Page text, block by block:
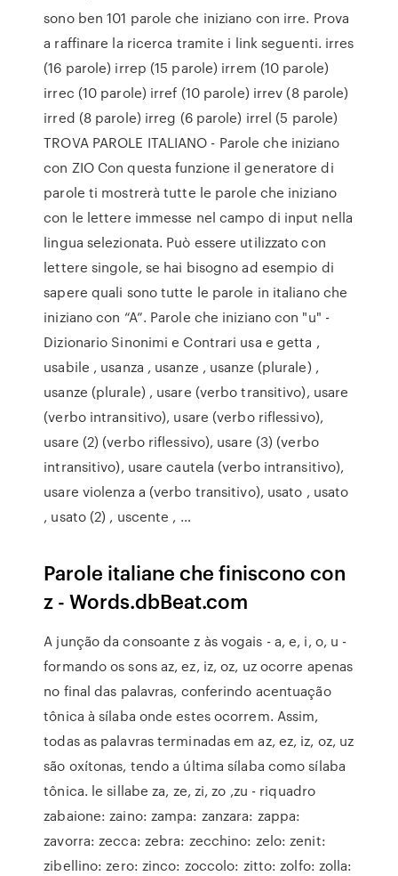
sono ben 101 parole che iniziano con irre. Prova
a raffinare la ricerca tramite i link seguenti. irres
(16 parole) irrep (15 parole) irrem (10 parole)
irrec (10 parole) irref (10 parole) irrev (8 parole)
irred (8 parole) irreg (6 parole) irrel (5 parole)
TROVA PAROLE ITALIANO - Parole che iniziano
con ZIO Con questa funzione il generatore di
parole ti mostrerà tutte le parole che iniziano
con le lettere immesse nel campo di input nella
lingua selezionata. Può essere utilizzato con
lettere singole, se hai bisogno ad esempio di
sapere quali sono tutte le parole in italiano che
iniziano con “A”. Parole che iniziano con "u" -
Dizionario Sinonimi e Contrari usa e getta ,
usabile , usanza , usanze , usanze (plurale) ,
usanze (plurale) , usare (verbo transitivo), usare
(verbo intransitivo), usare (verbo riflessivo),
usare (2) (verbo riflessivo), usare (3) (verbo
intransitivo), usare cautela (verbo intransitivo),
usare violenza a (verbo transitivo), usato , usato
, usato (2) , uscente , …
Parole italiane che finiscono con
z - Words.dbBeat.com
A junção da consoante z às vogais - a, e, i, o, u -
formando os sons az, ez, iz, oz, uz ocorre apenas
no final das palavras, conferindo acentuação
tônica à sílaba onde estes ocorrem. Assim,
todas as palavras terminadas em az, ez, iz, oz, uz
são oxítonas, tendo a última sílaba como sílaba
tônica. le sillabe za, ze, zi, zo ,zu - riquadro
zabaione: zaino: zampa: zanzara: zappa:
zavorra: zecca: zebra: zecchino: zelo: zenit:
zibellino: zero: zinco: zoccolo: zitto: zolfo: zolla: